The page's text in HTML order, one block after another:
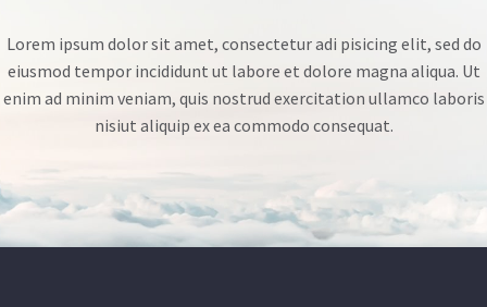
Lorem ipsum dolor sit amet, consectetur adi pisicing elit, sed do
eiusmod tempor incididunt ut labore et dolore magna aliqua. Ut
enim ad minim veniam, quis nostrud exercitation ullamco laboris
nisiut aliquip ex ea commodo consequat.